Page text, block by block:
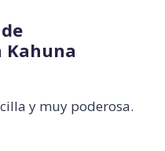
Kahuna
y muy poderosa.